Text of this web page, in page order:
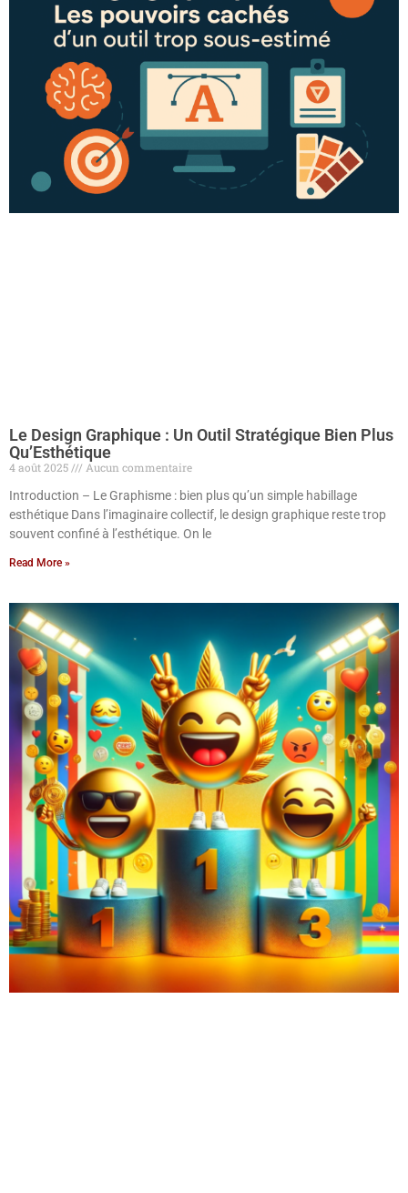
Le Design Graphique : Un Outil Stratégique Bien Plus
Qu’Esthétique
4 août 2025
Aucun commentaire
Introduction – Le Graphisme : bien plus qu’un simple habillage
esthétique Dans l’imaginaire collectif, le design graphique reste trop
souvent confiné à l’esthétique. On le
Read More »